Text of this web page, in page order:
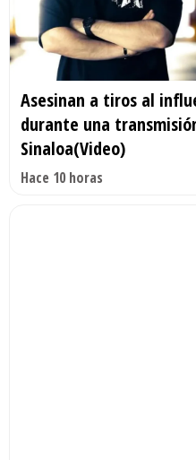
Asesinan a tiros al
durante una
Sinaloa(Video)
Hace 10 horas